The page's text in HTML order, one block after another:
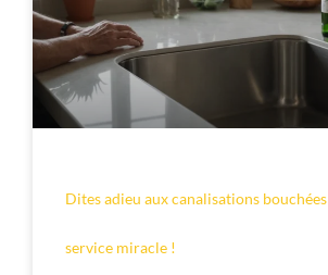
Dites adieu aux canalisations
service miracle !